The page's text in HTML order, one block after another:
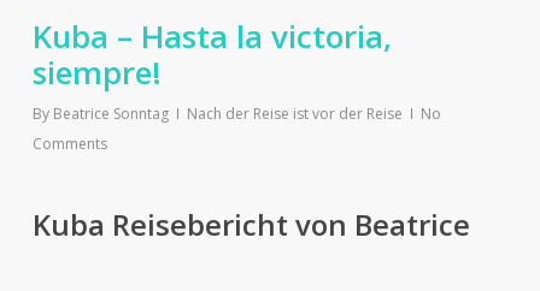
Kuba – Hasta la victoria,
siempre!
By Beatrice Sonntag Nach der Reise ist vor der Reise
No
Comments
Kuba Reisebericht von Beatrice